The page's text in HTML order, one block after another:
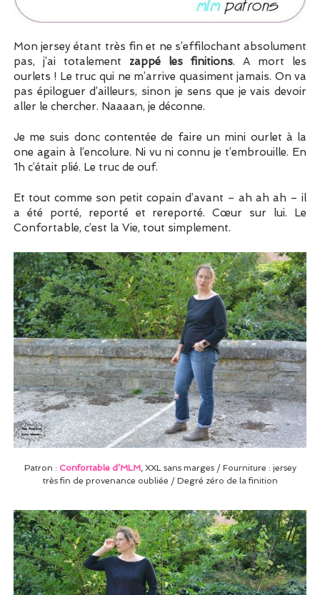
Mon jersey étant très fin et ne s’effilochant absolument
pas, j’ai totalement zappé les finitions. A mort les
ourlets ! Le truc qui ne m’arrive quasiment jamais. On va
pas épiloguer d’ailleurs, sinon je sens que je vais devoir
aller le chercher. Naaaan, je déconne.
Je me suis donc contentée de faire un mini ourlet à la
one again à l’encolure. Ni vu ni connu je t’embrouille. En
1h c’était plié. Le truc de ouf.
Et tout comme son petit copain d’avant – ah ah ah – il
a été porté, reporté et rereporté. Cœur sur lui. Le
Confortable, c’est la Vie, tout simplement.
Patron : Confortable d’MLM, XXL sans marges / Fourniture : jersey
très fin de provenance oubliée / Degré zéro de la finition